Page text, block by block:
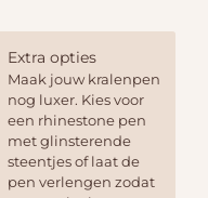
Extra opties
Maak jouw kralenpen
nog luxer. Kies voor
een rhinestone pen
met glinsterende
steentjes of laat de
pen verlengen zodat